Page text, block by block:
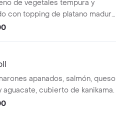
de vegetales tempura y
con topping de platano maduro
y teriyaki de la casa.
apanados, salmón, queso
aguacate, cubierto de kanikama.